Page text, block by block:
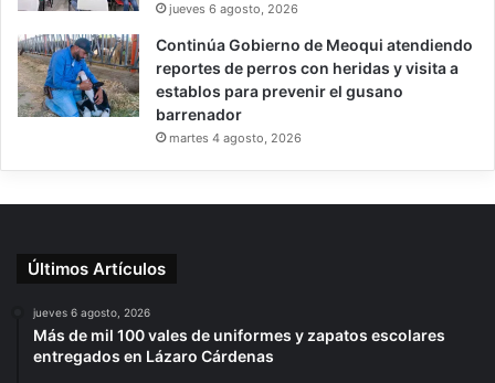
jueves 6 agosto, 2026
Continúa Gobierno de Meoqui atendiendo
reportes de perros con heridas y visita a
establos para prevenir el gusano
barrenador
martes 4 agosto, 2026
Últimos Artículos
jueves 6 agosto, 2026
Más de mil 100 vales de uniformes y zapatos escolares
entregados en Lázaro Cárdenas